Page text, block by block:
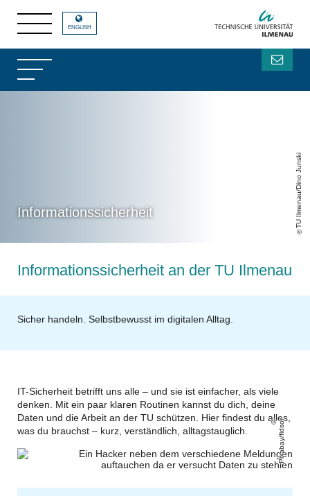
Informationssicherheit TU Ilmenau/Dino Junski
ENGLISH
Informationssicherheit an der TU Ilmenau
Sicher handeln. Selbstbewusst im digitalen Alltag.
IT-Sicherheit betrifft uns alle – und sie ist einfacher, als viele
denken. Mit ein paar klaren Routinen kannst du dich, deine
Daten und die Arbeit an der TU schützen. Hier findest du alles,
was du brauchst – kurz, verständlich, alltagstauglich.
Pixabay/fidsor